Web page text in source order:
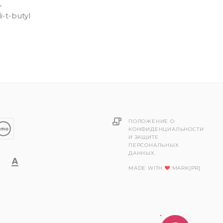
t-butyl
ПОЛОЖЕНИЕ О
КОНФИДЕНЦИАЛЬНОСТИ
И ЗАЩИТЕ
ПЕРСОНАЛЬНЫХ
ДАННЫХ.
MADE WITH MARK[PR]